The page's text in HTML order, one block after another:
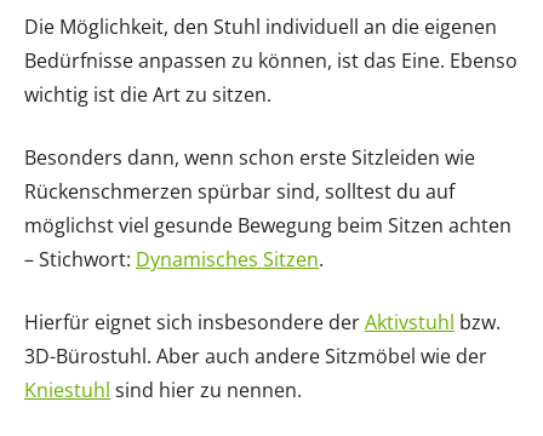
Die Möglichkeit, den Stuhl individuell an die eigenen
Bedürfnisse anpassen zu können, ist das Eine. Ebenso
wichtig ist die Art zu sitzen.
Besonders dann, wenn schon erste Sitzleiden wie
Rückenschmerzen spürbar sind, solltest du auf
möglichst viel gesunde Bewegung beim Sitzen achten
– Stichwort: Dynamisches Sitzen.
Hierfür eignet sich insbesondere derAktivstuhl bzw.
3D-Bürostuhl. Aber auch andere Sitzmöbel wie der
Kniestuhl sind hier zu nennen.